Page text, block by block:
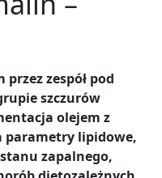
zespół pod
szczurów
olejem z
parametry lipidowe,
zapalnego,